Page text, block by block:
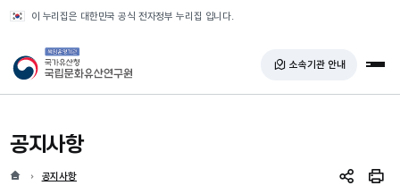
이 누리집은 대한민국 공식 전자정부 누리집 입니다.
국가유산청 국립문화유산연구원 소속기관 안내 전
공지사항
홈 현재 위치
공지사항 SNS 공유인쇄